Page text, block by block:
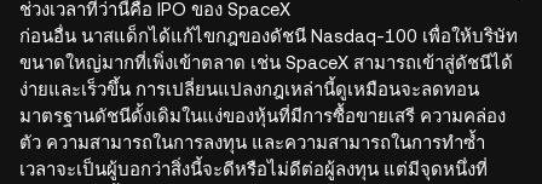
ช่วงเวลาที่ว่านี้คือ IPO ของ SpaceX
ก่อนอื่น นาสแด็กได้แก้ไขกฎของดัชนี Nasdaq-100 เพื่อให้บริษัท
ขนาดใหญ่มากที่เพิ่งเข้าตลาด เช่น SpaceX สามารถเข้าสู่ดัชนีได้
ง่ายและเร็วขึ้น การเปลี่ยนแปลงกฎเหล่านี้ดูเหมือนจะลดทอน
มาตรฐานดัชนีดั้งเดิมในแง่ของหุ้นที่มีการซื้อขายเสรี ความคล่อง
ตัว ความสามารถในการลงทุน และความสามารถในการทำซ้ำ
เวลาจะเป็นผู้บอกว่าสิ่งนี้จะดีหรือไม่ดีต่อผู้ลงทุน แต่มีจุดหนึ่งที่